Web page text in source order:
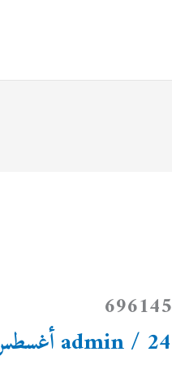
admin/ 24 أغسطس، 2022